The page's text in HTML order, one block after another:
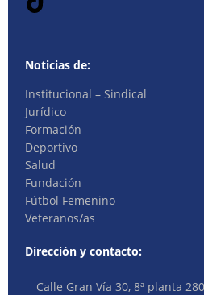
Noticias de:
Institucional – Sindical
Jurídico
Formación
Deportivo
Salud
Fundación
Fútbol Femenino
Veteranos/as
Dirección y contacto:
Calle Gran Vía 30, 8ª planta